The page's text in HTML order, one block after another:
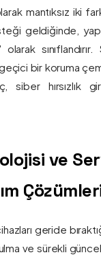
mantıksız iki
geldiğinde,
sınıflandırır.
bir koruma
hırsızlık
ve
geride
ve sürekli